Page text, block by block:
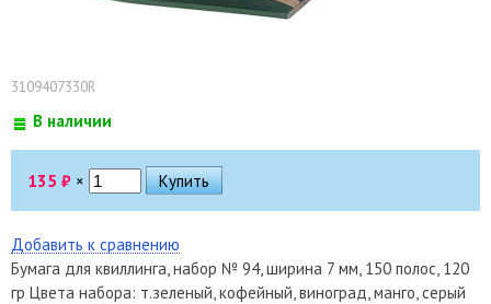
3109407330R
В наличии
135 ₽ ×
Добавить к сравнению
Бумага для квиллинга, набор № 94, ширина 7 мм, 150 полос, 120
гр Цвета набора: т.зеленый, кофейный, виноград, манго, серый